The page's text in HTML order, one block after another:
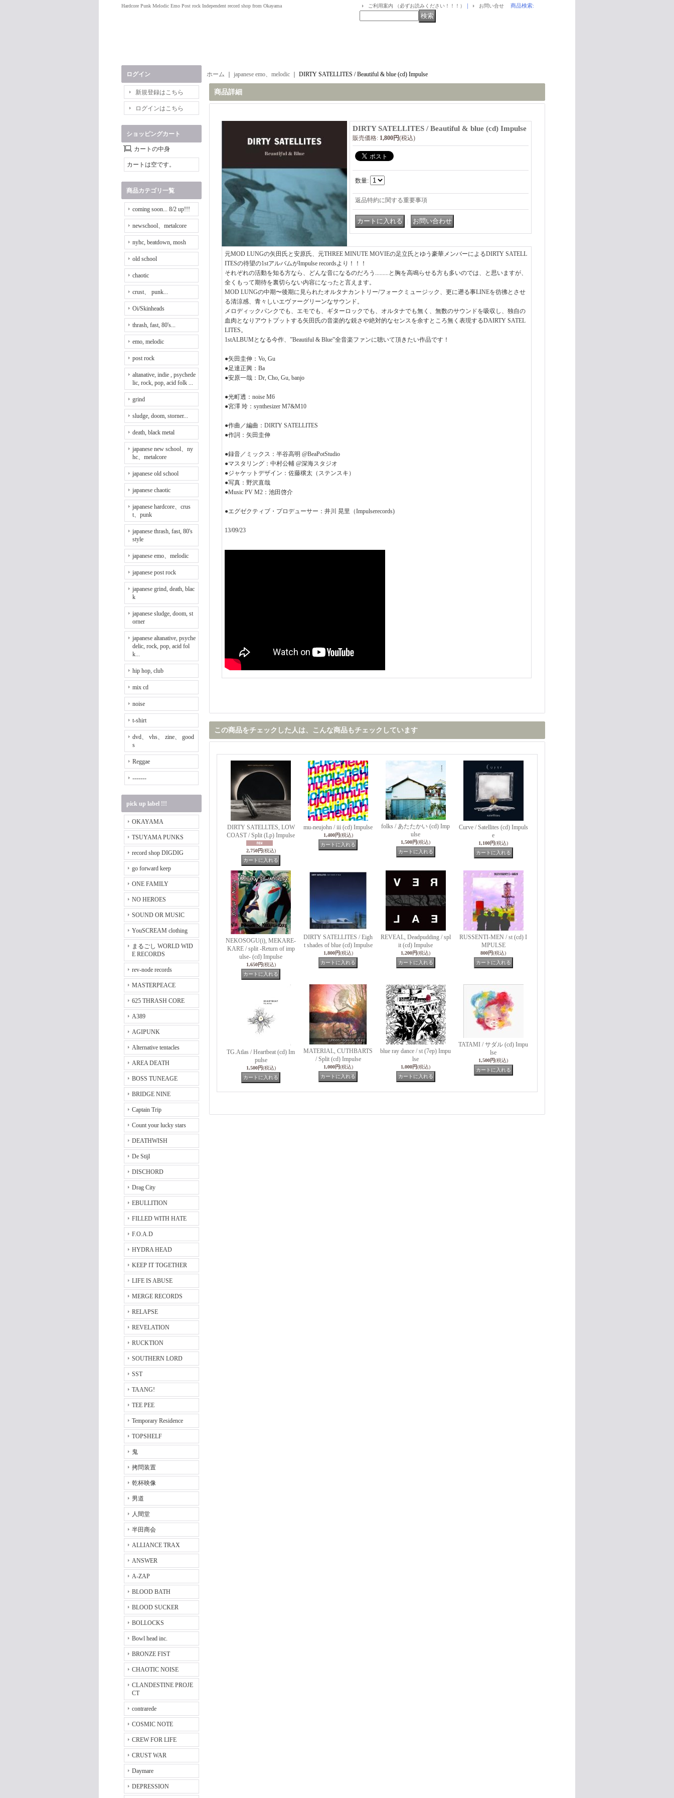
Hardcore Punk Melodic Emo Post rock Independent record shop from Okayama ご利用案内 （必ずお読みください！！！） ｜ お問い合せ 商品検索:
ログイン
新規登録はこちら
ログインはこちら
ショッピングカート
カートの中身
カートは空です。
商品カテゴリ一覧
coming soon... 8/2 up!!!
newschool、metalcore
nyhc, beatdown, mosh
old school
chaotic
crust、 punk...
Oi/Skinheads
thrash, fast, 80's...
emo, melodic
post rock
altanative, indie , psychede
lic, rock, pop, acid folk ...
grind
sludge, doom, storner...
death, black metal
japanese new school、ny
hc、metalcore
japanese old school
japanese chaotic
japanese hardcore、crus
t、punk
japanese thrash, fast, 80's
style
japanese emo、melodic
japanese post rock
japanese grind, death, blac
k
japanese sludge, doom, st
orner
japanese altanative, psyche
delic, rock, pop, acid fol
k...
hip hop, club
mix cd
noise
t-shirt
dvd、 vhs、 zine、 good
s
Reggae
-------
pick up label !!!
OKAYAMA
TSUYAMA PUNKS
record shop DIGDIG
go forward keep
ONE FAMILY
NO HEROES
SOUND OR MUSIC
YouSCREAM clothing
まるごし WORLD WID
E RECORDS
rev-node records
MASTERPEACE
625 THRASH CORE
A389
AGIPUNK
Alternative tentacles
AREA DEATH
BOSS TUNEAGE
BRIDGE NINE
Captain Trip
Count your lucky stars
DEATHWISH
De Stijl
DISCHORD
Drag City
EBULLITION
FILLED WITH HATE
F.O.A.D
HYDRA HEAD
KEEP IT TOGETHER
LIFE IS ABUSE
MERGE RECORDS
RELAPSE
REVELATION
RUCKTION
SOUTHERN LORD
SST
TAANG!
TEE PEE
Temporary Residence
TOPSHELF
鬼
拷問装置
乾杯映像
男道
人間堂
半田商会
ALLIANCE TRAX
ANSWER
A-ZAP
BLOOD BATH
BLOOD SUCKER
BOLLOCKS
Bowl head inc.
BRONZE FIST
CHAOTIC NOISE
CLANDESTINE PROJE
CT
contrarede
COSMIC NOTE
CREW FOR LIFE
CRUST WAR
Daymare
DEPRESSION
ホーム japanese emo、melodic DIRTY SATELLITES / Beautiful & blue (cd) Impulse
商品詳細
DIRTY SATELLITES / Beautiful & blue (cd) Impulse
販売価格: 1,800円(税込)
数量:
返品特約に関する重要事項
元MOD LUNGの矢田氏と安原氏、元THREE MINUTE MOVIEの足立氏とゆう豪華メンバーによるDIRTY SATELL
ITESの待望の1stアルバムがImpulse recordsより！！！
それぞれの活動を知る方なら、どんな音になるのだろう.........と胸を高鳴らせる方も多いのでは、と思いますが、
全くもって期待を裏切らない内容になったと言えます。
MOD LUNGの中期〜後期に見られたオルタナカントリー/フォークミュージック、更に遡る事LINEを彷彿とさせ
る清涼感、青々しいエヴァーグリーンなサウンド。
メロディックパンクでも、エモでも、ギターロックでも、オルタナでも無く、無数のサウンドを吸収し、独自の
血肉となりアウトプットする矢田氏の音楽的な鋭さや絶対的なセンスを余すところ無く表現するDAIRTY SATEL
LITES。
1stALBUMとなる今作、”Beautiful & Blue”全音楽ファンに聴いて頂きたい作品です！
●矢田圭伸：Vo, Gu
●足達正興：Ba
●安原一哉：Dr, Cho, Gu, banjo
●光町透：noise M6
●宮澤 玲：synthesizer M7&M10
●作曲／編曲：DIRTY SATELLITES
●作詞：矢田圭伸
●録音／ミックス：半谷高明 @BeaPotStudio
●マスタリング：中村公輔 @深海スタジオ
●ジャケットデザイン：佐藤穣太（ステンスキ）
●写真：野沢直哉
●Music PV M2：池田啓介
●エグゼクティブ・プロデューサー：井川 晃里（Impulserecords)
13/09/23
この商品をチェックした人は、こんな商品もチェックしています
DIRTY SATELLTES, LOW
COAST / Split (Lp) Impulse
2,750円(税込)
mu-neujohn / iii (cd) Impulse
1,400円(税込)
folks / あたたかい (cd) Imp
ulse
1,500円(税込)
Curve / Satellites (cd) Impuls
e
1,100円(税込)
NEKOSOGU(i), MEKARE-
KARE / split -Return of imp
ulse- (cd) Impulse
1,650円(税込)
DIRTY SATELLITES / Eigh
t shades of blue (cd) Impulse
1,800円(税込)
REVEAL, Deadpudding / spl
it (cd) Impulse
1,200円(税込)
RUSSENTI-MEN / st (cd) I
MPULSE
800円(税込)
TG.Atlas / Heartbeat (cd) Im
pulse
1,500円(税込)
MATERIAL, CUTHBARTS
/ Split (cd) Impulse
1,000円(税込)
blue ray dance / st (7ep) Impu
lse
1,000円(税込)
TATAMI / サダル (cd) Impu
lse
1,500円(税込)